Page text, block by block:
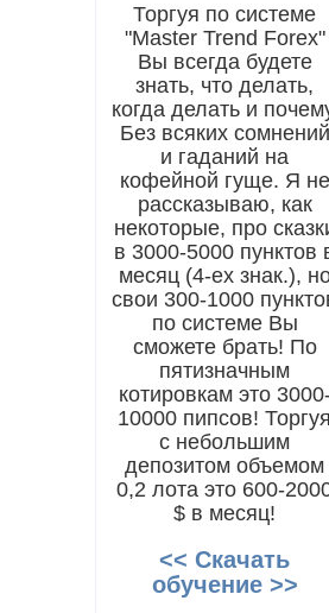
Торгуя по системе
"Master Trend Forex"
Вы всегда будете
знать, что делать,
когда делать и
Без всяких сомнений
и гаданий на
кофейной гуще. Я не
рассказываю, как
некоторые, про
в 3000-5000 пунктов
месяц (4-ех знак.),
свои 300-1000
по системе Вы
сможете брать! По
пятизначным
котировкам это
10000 пипсов!
с небольшим
депозитом объемом
0,2 лота это 600-
$ в месяц!
<< Скачать
обучение >>